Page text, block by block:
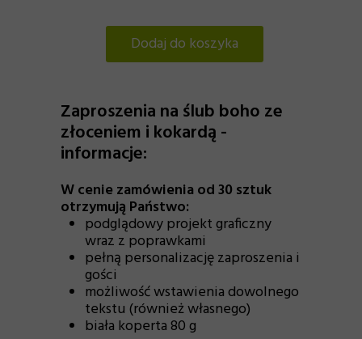
Dodaj do koszyka
Zaproszenia na ślub boho ze
złoceniem i kokardą -
informacje:
W cenie zamówienia od 30 sztuk
otrzymują Państwo:
podglądowy projekt graficzny
wraz z poprawkami
pełną personalizację zaproszenia i
gości
możliwość wstawienia dowolnego
tekstu (również własnego)
biała koperta 80 g